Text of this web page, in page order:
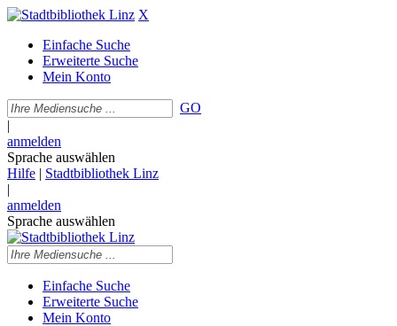
X
Einfache Suche
Erweiterte Suche
Mein Konto
GO
|
anmelden
Sprache auswählen
Hilfe | Stadtbibliothek Linz
|
anmelden
Sprache auswählen
Einfache Suche
Erweiterte Suche
Mein Konto